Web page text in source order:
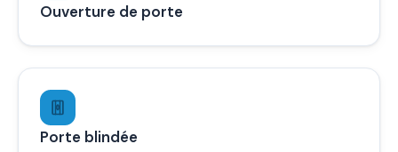
Ouverture de porte
Porte blindée